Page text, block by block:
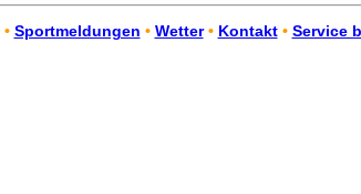
• Sportmeldungen • Wetter• Kontakt • Service